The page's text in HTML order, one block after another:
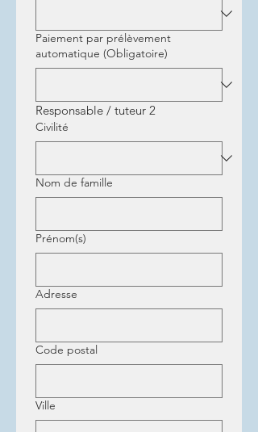
Paiement par prélèvement
automatique (Obligatoire)
Responsable / tuteur 2
Civilité
Nom de famille
Prénom(s)
Adresse
Code postal
Ville